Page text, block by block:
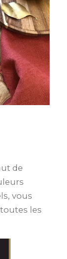
de
vous
les